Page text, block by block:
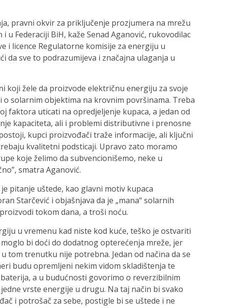
pravni okvir za priključenje prozjumera na mrežu
u Federaciji BiH, kaže Senad Aganović, rukovodilac
i licence Regulatorne komisije za energiju u
da sve to podrazumijeva i značajna ulaganja u
koji žele da proizvode električnu energiju za svoje
o solarnim objektima na krovnim površinama. Treba
faktora uticati na opredjeljenje kupaca, a jedan od
kapaciteta, ali i problemi distributivne i prenosne
kupci proizvođači traže informacije, ali ključni
kvalitetni podsticaji. Upravo zato moramo
koje želimo da subvencionišemo, neke u
smatra Aganović.
pitanje uštede, kao glavni motiv kupaca
Starčević i objašnjava da je „mana“ solarnih
tokom dana, a troši noću.
u vremenu kad niste kod kuće, teško je ostvariti
bi doći do dodatnog opterećenja mreže, jer
tom trenutku nije potrebna. Jedan od načina da se
budu opremljeni nekim vidom skladištenja te
a u budućnosti govorimo o reverzibilnim
vrste energije u drugu. Na taj način bi svako
i potrošač za sebe, postigle bi se uštede i ne